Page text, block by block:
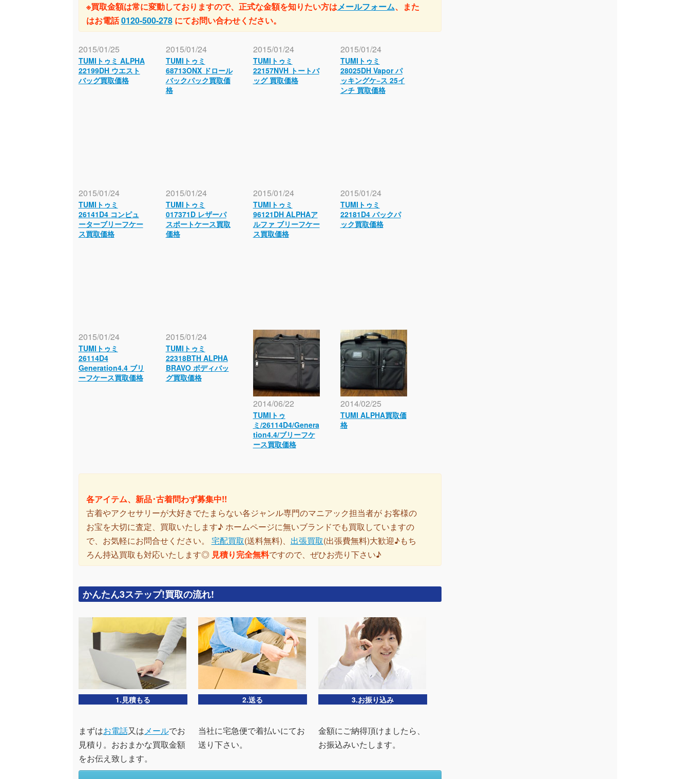
※買取金額は常に変動しておりますので、正式な金額を知りたい方はメールフォーム、また
はお電話0120-500-278にてお問い合わせください。
2015/01/25
TUMIトゥミ ALPHA
22199DH ウエスト
バッグ買取価格
2015/01/24
TUMIトゥミ
68713ONX ドロール
バックパック買取価
格
2015/01/24
TUMIトゥミ
22157NVH トートバ
ッグ 買取価格
2015/01/24
TUMIトゥミ
28025DH Vapor パ
ッキングケ−ス 25イ
ンチ 買取価格
2015/01/24
TUMIトゥミ
26141D4 コンピュ
ーターブリーフケー
ス買取価格
2015/01/24
TUMIトゥミ
017371D レザーパ
スポートケース買取
価格
2015/01/24
TUMIトゥミ
96121DH ALPHAア
ルファ ブリーフケー
ス買取価格
2015/01/24
TUMIトゥミ
22181D4 バックパ
ック買取価格
2015/01/24
TUMIトゥミ
26114D4
Generation4.4 ブリ
ーフケース買取価格
2015/01/24
TUMIトゥミ
22318BTH ALPHA
BRAVO ボディバッ
グ買取価格
2014/06/22
TUMIトゥ
ミ/26114D4/Genera
tion4.4/ブリーフケ
ース買取価格
2014/02/25
TUMI ALPHA買取価
格
各アイテム、新品･古着問わず募集中!!
古着やアクセサリーが大好きでたまらない各ジャンル専門のマニアック担当者が お客様の
お宝を大切に査定、買取いたします♪ ホームページに無いブランドでも買取していますの
で、お気軽にお問合せください。 宅配買取(送料無料)、 出張買取(出張費無料)大歓迎♪もち
ろん持込買取も対応いたします◎ 見積り完全無料ですので、ぜひお売り下さい♪
かんたん3ステップ!買取の流れ!
1.見積もる
まずはお電話又はメールでお
見積り。おおまかな買取金額
をお伝え致します。
2.送る
当社に宅急便で着払いにてお
送り下さい。
3.お振り込み
金額にご納得頂けましたら、
お振込みいたします。